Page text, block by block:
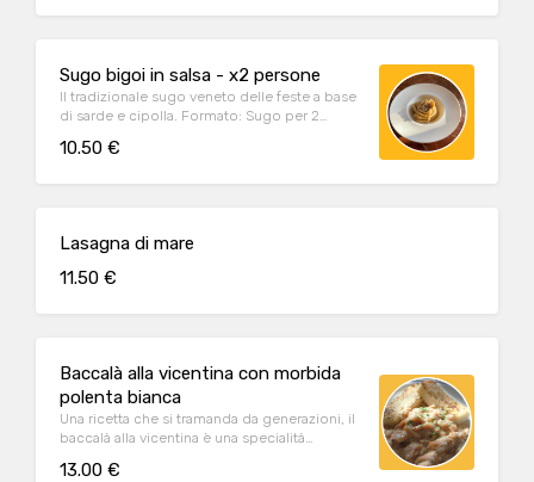
Sugo bigoi in salsa - x2 persone
Il tradizionale sugo veneto delle feste a base
di sarde e cipolla. Formato: Sugo per 2
10.50 €
Lasagna di mare
11.50 €
Baccalà alla vicentina con morbida
polenta bianca
Una ricetta che si tramanda da generazioni, il
baccalà alla vicentina è una specialità
13.00 €